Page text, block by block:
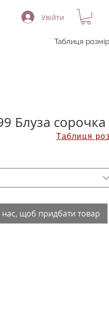
Увійти
Таблиця
Блуза сорочка
нас, щоб придбати товар
Таблиця